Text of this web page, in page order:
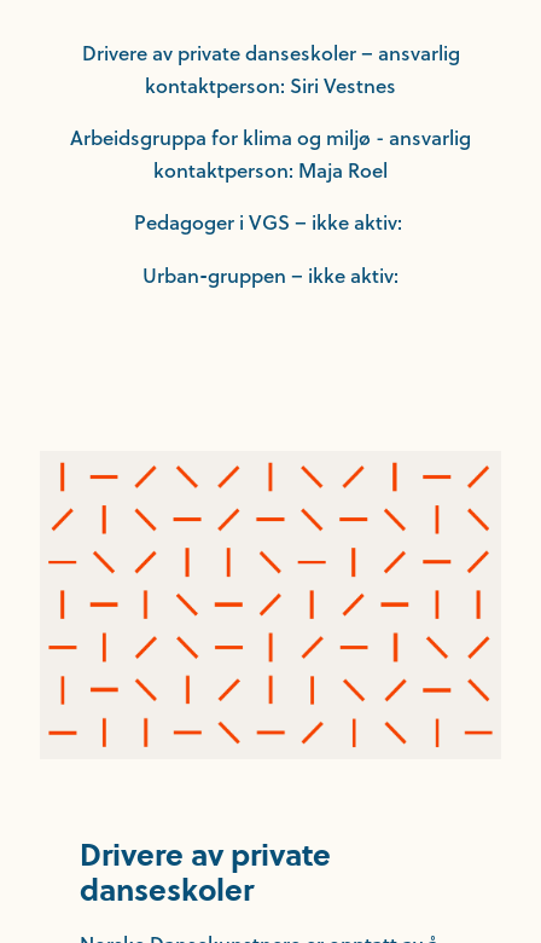
Drivere av private danseskoler – ansvarlig
kontaktperson: Siri Vestnes
Arbeidsgruppa for klima og miljø - ansvarlig
kontaktperson: Maja Roel
Pedagoger i VGS – ikke aktiv:
Urban-gruppen – ikke aktiv:
Drivere av private
danseskoler